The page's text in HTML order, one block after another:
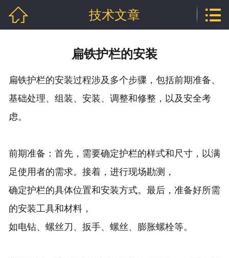
联系我们
 技术文章 
扁铁护栏的安装
扁铁护栏的安装过程涉及多个步骤，包括前期准备、
基础处理、组装、安装、调整和修整，以及安全考
虑。
前期准备：首先，需要确定护栏的样式和尺寸，以满
足使用者的需求。接着，进行现场勘测，
确定护栏的具体位置和安装方式。最后，准备好所需
的安装工具和材料，
如电钻、螺丝刀、扳手、螺丝、膨胀螺栓等。